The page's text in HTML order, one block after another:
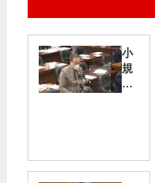
小
規
模
源
へ